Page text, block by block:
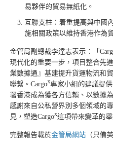
易夥伴的貿易無紙化。
互聯支柱：着重提高與中國
施相關政策以維持香港作為
金管局副總裁李達志表示：「
現代化的重要一步，項目整合先
業數據通』基建提升貨運物流和
聯繫。Cargox專家小組的建議提
署香港成為獲各方信賴、以數據
感謝來自公私營界別多個領域的
見，塑造Cargox這項帶來變革的舉
完整報告載於金管局網站 （只備